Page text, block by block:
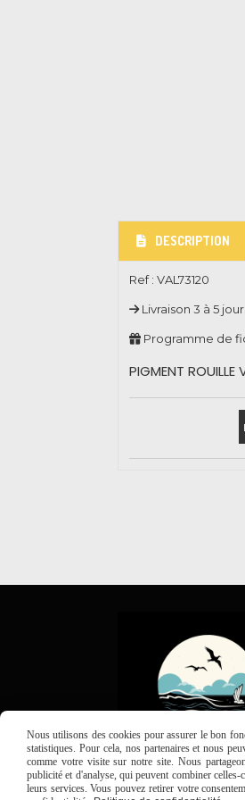
DESCRIPTION
Ref : VAL73120
Livraison 3 à 5
Programme de
PIGMENT ROUILLE
Nous utilisons des cookies pour assurer le bon
statistiques. Pour cela, nos partenaires et nous
comme votre visite sur notre site. Nous
publicité et d'analyse, qui peuvent combiner
leurs services. Vous pouvez retirer votre